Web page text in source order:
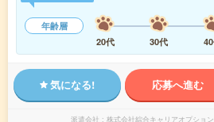
年齢層
20代
30代
気になる! 応募へ進む
派遣会社 株式会社綜合キャリアオプショ